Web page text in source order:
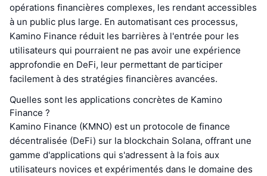
opérations financières complexes, les rendant accessibles
à un public plus large. En automatisant ces processus,
Kamino Finance réduit les barrières à l'entrée pour les
utilisateurs qui pourraient ne pas avoir une expérience
approfondie en DeFi, leur permettant de participer
facilement à des stratégies financières avancées.
Quelles sont les applications concrètes de Kamino
Finance ?
Kamino Finance (KMNO) est un protocole de finance
décentralisée (DeFi) sur la blockchain Solana, offrant une
gamme d'applications qui s'adressent à la fois aux
utilisateurs novices et expérimentés dans le domaine des